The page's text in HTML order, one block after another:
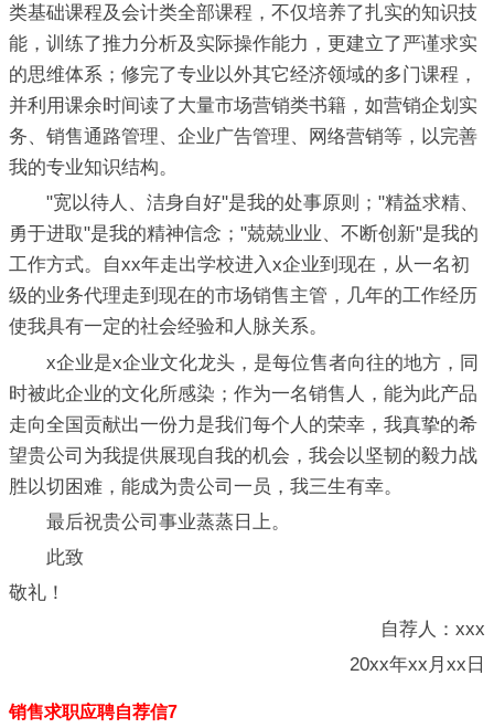
类基础课程及会计类全部课程，不仅培养了扎实的知识技
能，训练了推力分析及实际操作能力，更建立了严谨求实
的思维体系；修完了专业以外其它经济领域的多门课程，
并利用课余时间读了大量市场营销类书籍，如营销企划实
务、销售通路管理、企业广告管理、网络营销等，以完善
我的专业知识结构。
"宽以待人、洁身自好"是我的处事原则；"精益求精、
勇于进取"是我的精神信念；"兢兢业业、不断创新"是我的
工作方式。自xx年走出学校进入x企业到现在，从一名初
级的业务代理走到现在的市场销售主管，几年的工作经历
使我具有一定的社会经验和人脉关系。
x企业是x企业文化龙头，是每位售者向往的地方，同
时被此企业的文化所感染；作为一名销售人，能为此产品
走向全国贡献出一份力是我们每个人的荣幸，我真挚的希
望贵公司为我提供展现自我的机会，我会以坚韧的毅力战
胜以切困难，能成为贵公司一员，我三生有幸。
最后祝贵公司事业蒸蒸日上。
此致
敬礼！
自荐人：xxx
20xx年xx月xx日
销售求职应聘自荐信7